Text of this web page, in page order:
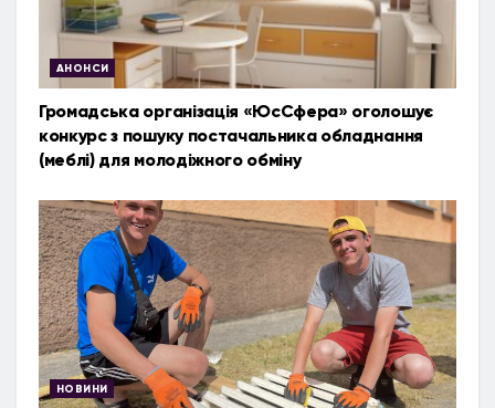
АНОНСИ
Громадська організація «ЮсСфера» оголошує
конкурс з пошуку постачальника обладнання
(меблі) для молодіжного обміну
НОВИНИ